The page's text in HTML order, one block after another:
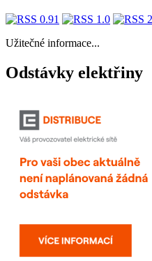
Užitečné informace...
Odstávky elektřiny